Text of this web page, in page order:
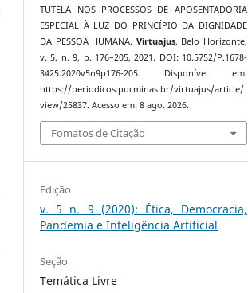
TUTELA NOS PROCESSOS DE APOSENTADORIA
ESPECIAL À LUZ DO PRINCÍPIO DA DIGNIDADE
DA PESSOA HUMANA. Virtuajus, Belo Horizonte,
v. 5, n. 9, p. 176–205, 2021. DOI: 10.5752/P.1678-
3425.2020v5n9p176-205. Disponível em:
https://periodicos.pucminas.br/virtuajus/article/
view/25837. Acesso em: 8 ago. 2026.
Fomatos de Citação
Edição
v. 5 n. 9 (2020): Ética, Democracia,
Pandemia e Inteligência Artificial
Seção
Temática Livre